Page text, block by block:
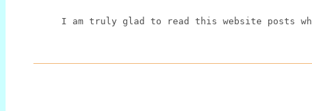
I am truly glad to read this website posts